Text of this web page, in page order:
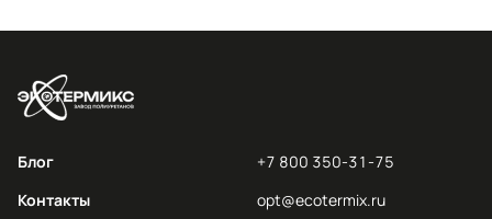
Блог
Контакты
+7 800 350-31-75
opt@ecotermix.ru